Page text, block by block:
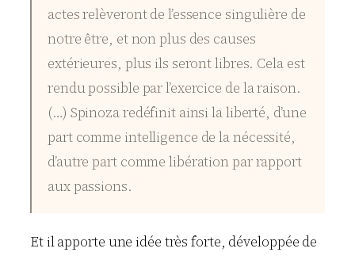
actes relèveront de l’essence singulière de
notre être, et non plus des causes
extérieures, plus ils seront libres. Cela est
rendu possible par l’exercice de la raison.
(…) Spinoza redéfinit ainsi la liberté, d’une
part comme intelligence de la nécessité,
d’autre part comme libération par rapport
aux passions.
Et il apporte une idée très forte, développée de